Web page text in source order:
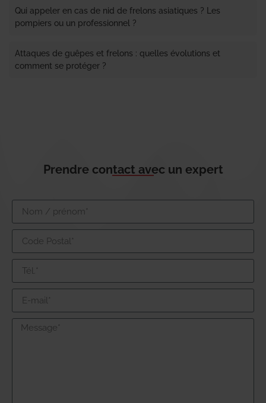
Qui appeler en cas de nid de frelons asiatiques ? Les
pompiers ou un professionnel ?
Attaques de guêpes et frelons : quelles évolutions et
comment se protéger ?
Prendre contact avec un expert